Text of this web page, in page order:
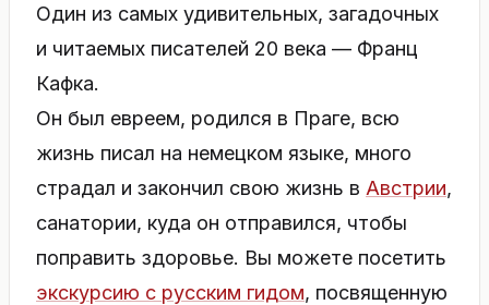
Один из самых удивительных, загадочных
и читаемых писателей 20 века — Франц
Кафка.
Он был евреем, родился в Праге, всю
жизнь писал на немецком языке, много
страдал и закончил свою жизнь в Австрии,
санатории, куда он отправился, чтобы
поправить здоровье. Вы можете посетить
экскурсию с русским гидом, посвященную